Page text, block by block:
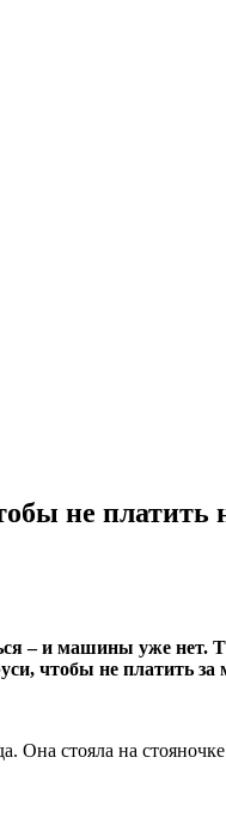
не платить
– и машины уже нет.
чтобы не платить
стояла на